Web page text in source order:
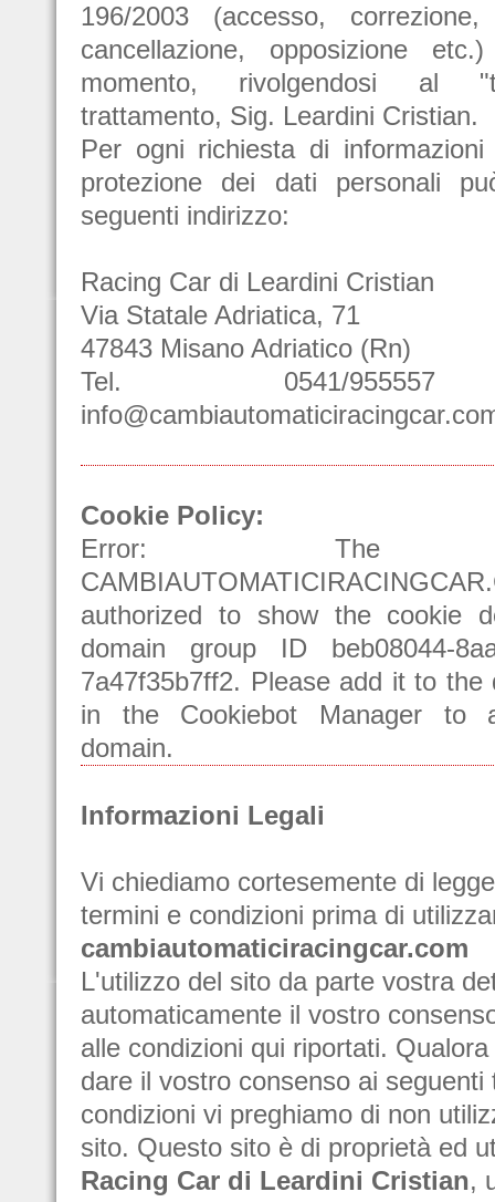
196/2003 (accesso, correzione,
cancellazione, opposizione
momento, rivolgendosi al
trattamento, Sig. Leardini Cristian.
Per ogni richiesta di
protezione dei dati personali
seguenti indirizzo:
Racing Car di Leardini Cristian
Via Statale Adriatica, 71
47843 Misano Adriatico (Rn)
Tel. 0541/
Cookie Policy:
Error: The
authorized to show the cookie
domain group ID beb08044-
7a47f35b7ff2. Please add it to the
in the Cookiebot Manager to
domain.
Informazioni Legali
Vi chiediamo cortesemente di
termini e condizioni prima di
cambiautomaticiracingcar.com
L'utilizzo del sito da parte vostra
automaticamente il vostro
alle condizioni qui riportati.
dare il vostro consenso ai seguenti
condizioni vi preghiamo di non
sito. Questo sito è di proprietà ed
Racing Car di Leardini Cristian,